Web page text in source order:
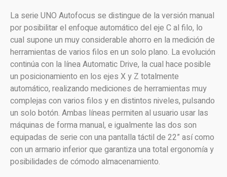
La serie UNO Autofocus se distingue de la versión manual
por posibilitar el enfoque automático del eje C al filo, lo
cual supone un muy considerable ahorro en la medición de
herramientas de varios filos en un solo plano. La evolución
continúa con la línea Automatic Drive, la cual hace posible
un posicionamiento en los ejes X y Z totalmente
automático, realizando mediciones de herramientas muy
complejas con varios filos y en distintos niveles, pulsando
un solo botón. Ambas líneas permiten al usuario usar las
máquinas de forma manual, e igualmente las dos son
equipadas de serie con una pantalla táctil de 22” así como
con un armario inferior que garantiza una total ergonomía y
posibilidades de cómodo almacenamiento.